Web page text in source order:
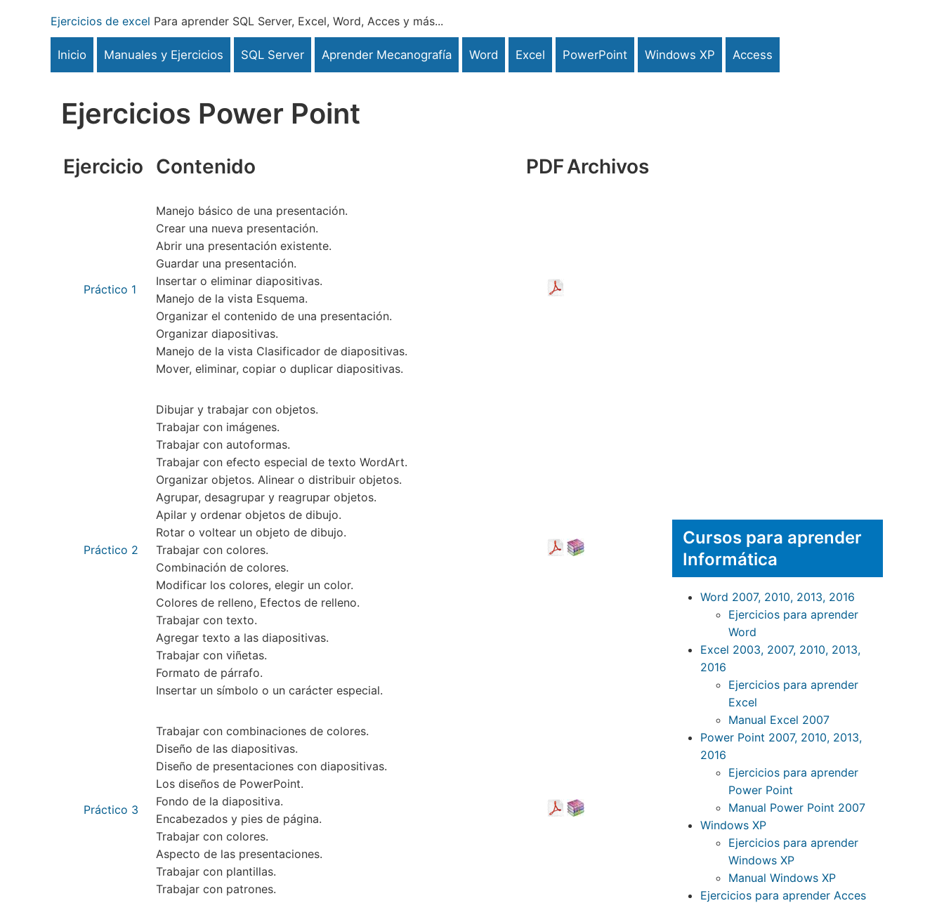
contenido
Ejercicios de excel Para aprender SQL Server, Excel, Word, Acces y más...
Inicio Manuales y Ejercicios SQL Server Aprender Mecanografía Word Excel PowerPoint Windows XP Access
Ejercicios Power Point
Ejercicio Contenido PDFArchivos
Práctico 1
Manejo básico de una presentación.
Crear una nueva presentación.
Abrir una presentación existente.
Guardar una presentación.
Insertar o eliminar diapositivas.
Manejo de la vista Esquema.
Organizar el contenido de una presentación.
Organizar diapositivas.
Manejo de la vista Clasificador de diapositivas.
Mover, eliminar, copiar o duplicar diapositivas.
Práctico 2
Dibujar y trabajar con objetos.
Trabajar con imágenes.
Trabajar con autoformas.
Trabajar con efecto especial de texto WordArt.
Organizar objetos. Alinear o distribuir objetos.
Agrupar, desagrupar y reagrupar objetos.
Apilar y ordenar objetos de dibujo.
Rotar o voltear un objeto de dibujo.
Trabajar con colores.
Combinación de colores.
Modificar los colores, elegir un color.
Colores de relleno, Efectos de relleno.
Trabajar con texto.
Agregar texto a las diapositivas.
Trabajar con viñetas.
Formato de párrafo.
Insertar un símbolo o un carácter especial.
Práctico 3
Trabajar con combinaciones de colores.
Diseño de las diapositivas.
Diseño de presentaciones con diapositivas.
Los diseños de PowerPoint.
Fondo de la diapositiva.
Encabezados y pies de página.
Trabajar con colores.
Aspecto de las presentaciones.
Trabajar con plantillas.
Trabajar con patrones.
Cursos para aprender
Informática
Word 2007, 2010, 2013, 2016
Ejercicios para aprender
Word
Excel 2003, 2007, 2010, 2013,
2016
Ejercicios para aprender
Excel
Manual Excel 2007
Power Point 2007, 2010, 2013,
2016
Ejercicios para aprender
Power Point
Manual Power Point 2007
Windows XP
Ejercicios para aprender
Windows XP
Manual Windows XP
Ejercicios para aprender Acces